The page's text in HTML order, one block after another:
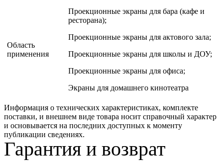
Область
применения
Проекционные экраны для бара (кафе и
ресторана);
Проекционные экраны для актового зала;
Проекционные экраны для школы и ДОУ;
Проекционные экраны для офиса;
Экраны для домашнего кинотеатра
Информация о технических характеристиках, комплекте
поставки, и внешнем виде товара носит справочный характер
и основывается на последних доступных к моменту
публикации сведениях.
Гарантия и возврат